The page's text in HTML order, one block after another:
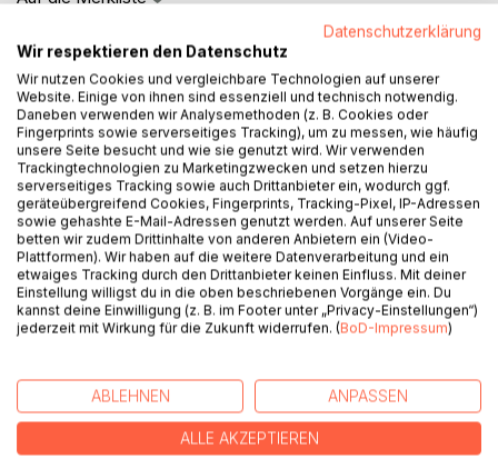
BESCHREIBUNG
Nach 30-jähriger Turnierreiterei in Dressur, Springen und
der Vielseitigkeit durchbrach eine eigenwillige Stute die
typische Reiterdenkweise und brachte die Autorin auf völlig
neue Wege. Ansichten und Trainingsmethoden aus
Konzept im Umgang mit dem Pferd. Eine wundervolle
Nebenwirkung war eine tiefe Freundschaft, die Felicitas zu
ihrer Stute entdecken durfte und mittlerweile mit vielen
Datenschutzerklärung
Wir respektieren den Datenschutz
Wir nutzen Cookies und vergleichbare Technologien auf unserer
Website. Einige von ihnen sind essenziell und technisch notwendig.
Daneben verwenden wir Analysemethoden (z. B. Cookies oder
Fingerprints sowie serverseitiges Tracking), um zu messen, wie häufig
unsere Seite besucht und wie sie genutzt wird. Wir verwenden
Trackingtechnologien zu Marketingzwecken und setzen hierzu
serverseitiges Tracking sowie auch Drittanbieter ein, wodurch ggf.
geräteübergreifend Cookies, Fingerprints, Tracking-Pixel, IP-Adressen
sowie gehashte E-Mail-Adressen genutzt werden. Auf unserer Seite
betten wir zudem Drittinhalte von anderen Anbietern ein (Video-
Plattformen). Wir haben auf die weitere Datenverarbeitung und ein
etwaiges Tracking durch den Drittanbieter keinen Einfluss. Mit deiner
Einstellung willigst du in die oben beschriebenen Vorgänge ein. Du
kannst deine Einwilligung (z. B. im Footer unter „Privacy-Einstellungen“)
jederzeit mit Wirkung für die Zukunft widerrufen. (BoD-Impressum)
ABLEHNEN ANPASSEN
ALLE AKZEPTIEREN